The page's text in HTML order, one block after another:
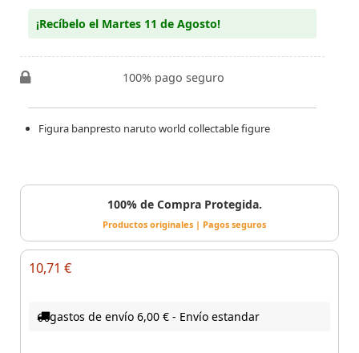
¡Recíbelo el Martes 11 de Agosto!
100% pago seguro
Figura banpresto naruto world collectable figure
100% de Compra Protegida.
Productos originales | Pagos seguros
10,71 €
gastos de envío 6,00 € - Envío estandar